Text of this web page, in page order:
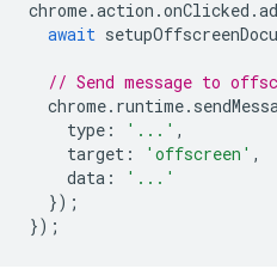
chrome.action .onClicked .
await
// Send message to
chrome. runtime.
type : '...' ,
target : 'offscreen' ,
data :
'...'
});
});